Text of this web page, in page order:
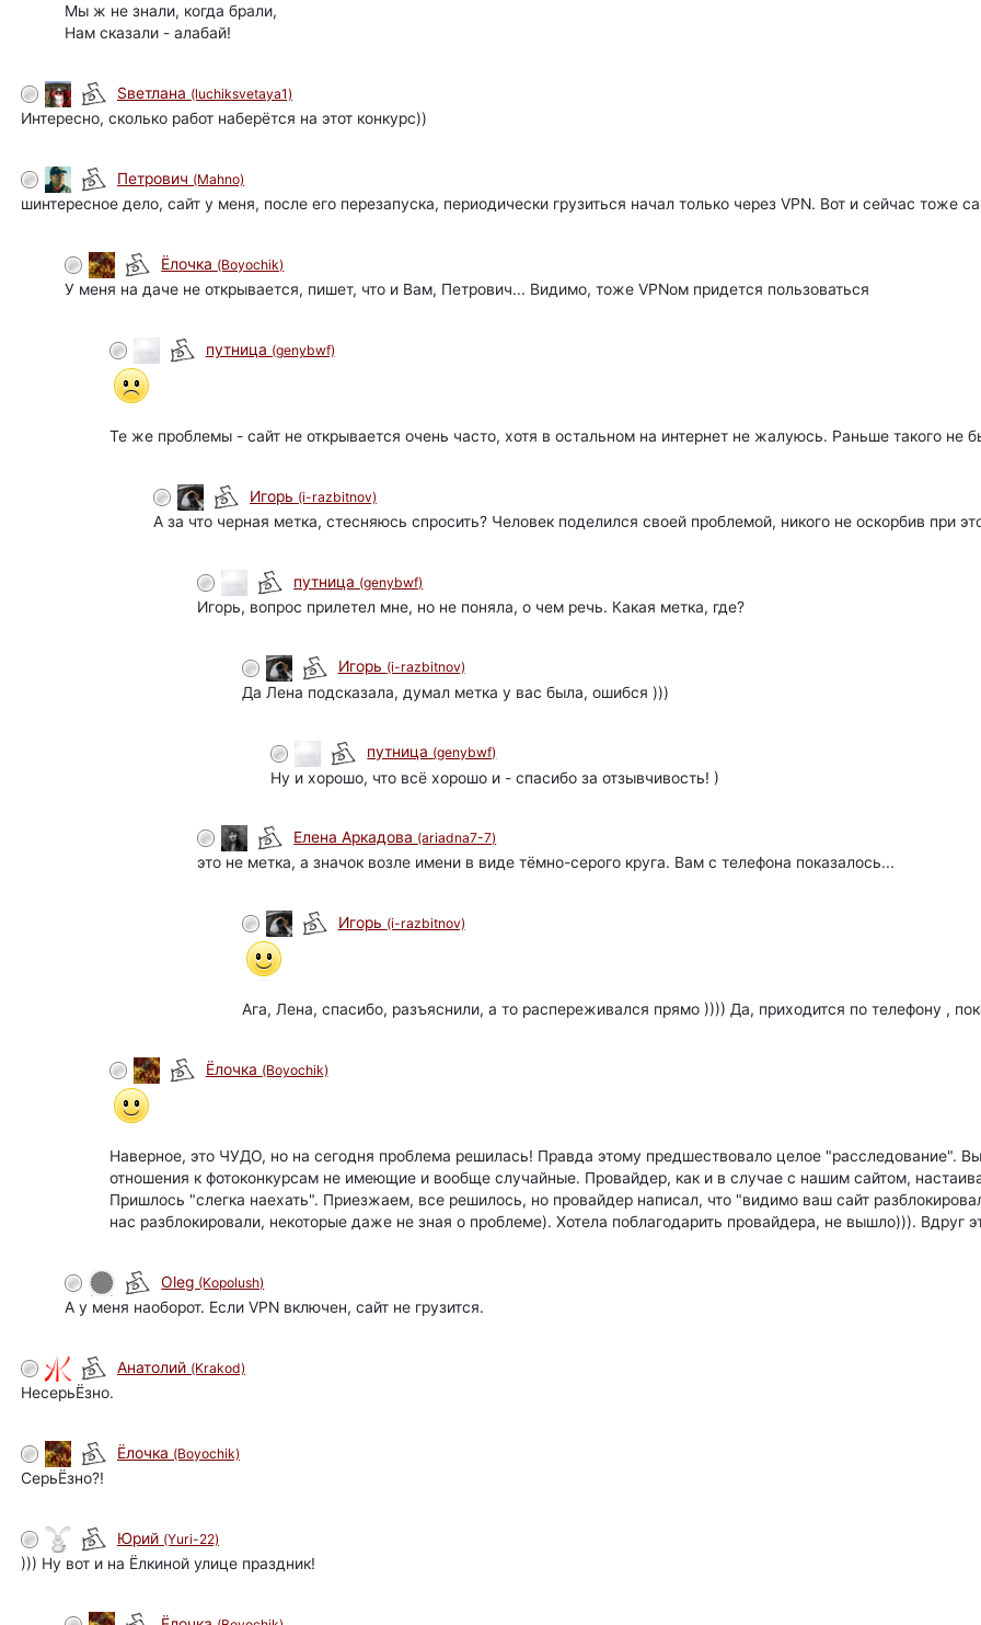
Мы ж не знали, когда брали,
Нам сказали - алабай!
Sветлана (luchiksvetaya1)
Интересно, сколько работ наберётся на этот конкурс))
Петрович (Mahno)
шинтересное дело, сайт у меня, после его перезапуска, периодически грузиться начал только через VPN. Вот и сейчас
Ёлочка (Boyochik)
У меня на даче не открывается, пишет, что и Вам, Петрович... Видимо, тоже VPNом придется пользоваться
путница (genybwf)
Те же проблемы - сайт не открывается очень часто, хотя в остальном на интернет не жалуюсь. Раньше такого не
Игорь (i-razbitnov)
А за что черная метка, стесняюсь спросить? Человек поделился своей проблемой, никого не оскорбив при
путница (genybwf)
Игорь, вопрос прилетел мне, но не поняла, о чем речь. Какая метка, где?
Игорь (i-razbitnov)
Да Лена подсказала, думал метка у вас была, ошибся )))
путница (genybwf)
Ну и хорошо, что всё хорошо и - спасибо за отзывчивость! )
Елена Аркадова (ariadna7-7)
это не метка, а значок возле имени в виде тёмно-серого круга. Вам с телефона показалось...
Игорь (i-razbitnov)
Ага, Лена, спасибо, разъяснили, а то распереживался прямо )))) Да, приходится по телефону ,
Ёлочка (Boyochik)
Наверное, это ЧУДО, но на сегодня проблема решилась! Правда этому предшествовало целое "расследование".
отношения к фотоконкурсам не имеющие и вообще случайные. Провайдер, как и в случае с нашим сайтом,
Пришлось "слегка наехать". Приезжаем, все решилось, но провайдер написал, что "видимо ваш сайт
нас разблокировали, некоторые даже не зная о проблеме). Хотела поблагодарить провайдера, не вышло))). Вдруг
Oleg (Kopolush)
А у меня наоборот. Если VPN включен, сайт не грузится.
Анатолий (Krakod)
НесерьЁзно.
Ёлочка (Boyochik)
СерьËзно?!
Юрий (Yuri-22)
))) Ну вот и на Ёлкиной улице праздник!